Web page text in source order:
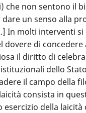
che non sentono il
un senso alla
In molti interventi si
dovere di concedere
il diritto di
dello
il campo della
consista in
esercizio della laicità